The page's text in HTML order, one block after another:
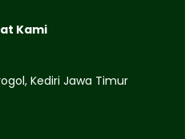
Kami
Kediri Jawa Timur